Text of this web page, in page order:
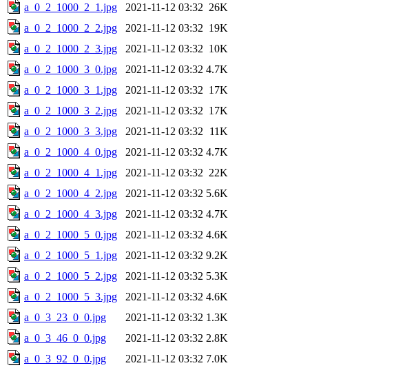
a_0_2_1000_2_1.jpg
2021-11-12 03:32 26K
a_0_2_1000_2_2.jpg
2021-11-12 03:32 19K
a_0_2_1000_2_3.jpg
2021-11-12 03:32 10K
a_0_2_1000_3_0.jpg
2021-11-12 03:32 4.7K
a_0_2_1000_3_1.jpg
2021-11-12 03:32 17K
a_0_2_1000_3_2.jpg
2021-11-12 03:32 17K
a_0_2_1000_3_3.jpg
2021-11-12 03:32
11K
a_0_2_1000_4_0.jpg
2021-11-12 03:32 4.7K
a_0_2_1000_4_1.jpg
2021-11-12 03:32 22K
a_0_2_1000_4_2.jpg
2021-11-12 03:32 5.6K
a_0_2_1000_4_3.jpg
2021-11-12 03:32 4.7K
a_0_2_1000_5_0.jpg
2021-11-12 03:32 4.6K
a_0_2_1000_5_1.jpg
2021-11-12 03:32 9.2K
a_0_2_1000_5_2.jpg
2021-11-12 03:32 5.3K
a_0_2_1000_5_3.jpg
2021-11-12 03:32 4.6K
a_0_3_23_0_0.jpg
2021-11-12 03:32 1.3K
a_0_3_46_0_0.jpg
2021-11-12 03:32 2.8K
a_0_3_92_0_0.jpg
2021-11-12 03:32 7.0K